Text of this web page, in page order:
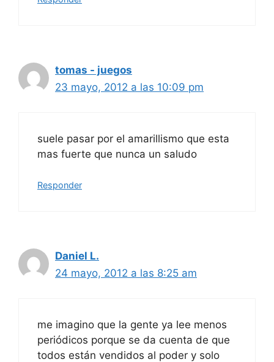
tomas - juegos
23 mayo, 2012 a las 10:09 pm
suele pasar por el amarillismo que esta
mas fuerte que nunca un saludo
Responder
Daniel L.
24 mayo, 2012 a las 8:25 am
me imagino que la gente ya lee menos
periódicos porque se da cuenta de que
todos están vendidos al poder y solo